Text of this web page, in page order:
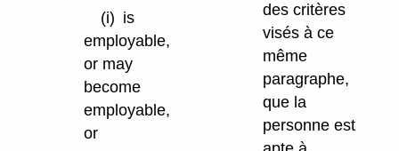
(i) is
employable,
or may
become
employable,
or
des critères
visés à ce
même
paragraphe,
que la
personne est